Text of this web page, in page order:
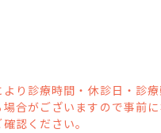
り診療時間・休診日・診療
合がございますので事前
認ください。